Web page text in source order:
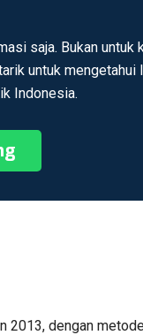
saja. Bukan
untuk
Indonesia.
2013, dengan